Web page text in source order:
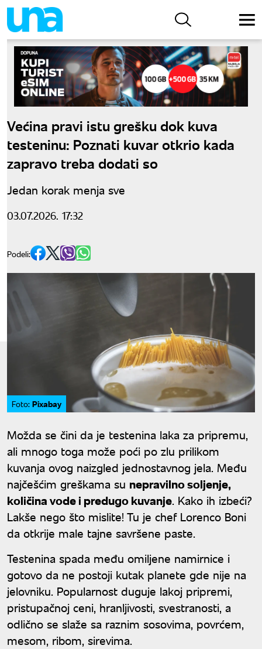
Većina pravi istu grešku dok kuva
testeninu: Poznati kuvar otkrio kada
zapravo treba dodati so
Jedan korak menja sve
03.07.2026. 17:32
Podeli:
Foto: Pixabay
Možda se čini da je testenina laka za pripremu,
ali mnogo toga može poći po zlu prilikom
kuvanja ovog naizgled jednostavnog jela. Među
najčešćim greškama su nepravilno soljenje,
količina vode i predugo kuvanje. Kako ih izbeći?
Lakše nego što mislite! Tu je chef Lorenco Boni
da otkrije male tajne savršene paste.
Testenina spada među omiljene namirnice i
gotovo da ne postoji kutak planete gde nije na
jelovniku. Popularnost duguje lakoj pripremi,
pristupačnoj ceni, hranljivosti, svestranosti, a
odlično se slaže sa raznim sosovima, povrćem,
mesom, ribom, sirevima.